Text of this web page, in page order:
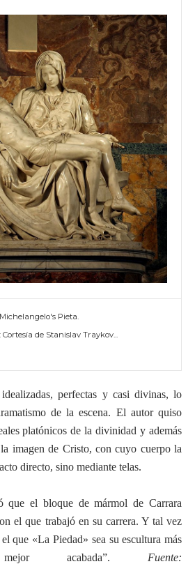
Michelangelo's Pieta.
de Stanislav Traykov...
perfectas y casi divinas, lo
de la escena. El autor quiso
platónicos de la divinidad y además
imagen de Cristo, con cuyo cuerpo la
directo, sino mediante telas.
que el bloque de mármol de Carrara
el que trabajó en su carrera. Y tal vez
que «La Piedad» sea su escultura más
acabada”. Fuente: